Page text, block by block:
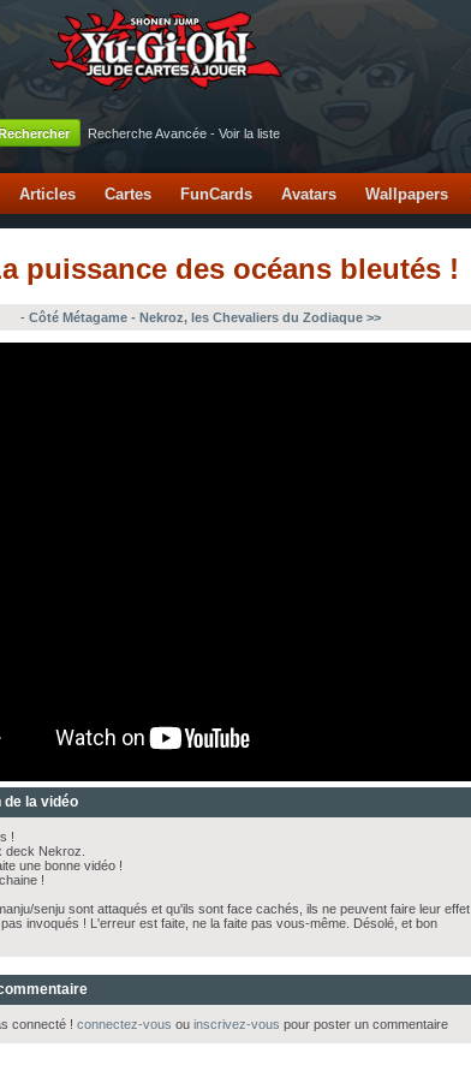
Recherche Avancée - Voir la liste
Articles Cartes FunCards Avatars Wallpapers
puissance des océans bleutés !
- Côté Métagame - Nekroz, les Chevaliers du Zodiaque >>
de la vidéo
!
deck Nekroz.
une bonne vidéo !
!
senju sont attaqués et qu'ils sont face cachés, ils ne peuvent faire leur effet
invoqués ! L'erreur est faite, ne la faite pas vous-même. Désolé, et bon
connecté ! connectez-vous ou inscrivez-vous pour poster un commentaire